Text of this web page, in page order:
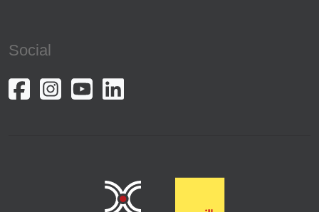
Romana
Social